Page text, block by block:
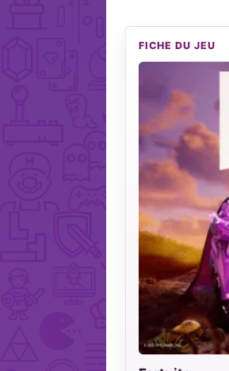
FICHE DU JEU